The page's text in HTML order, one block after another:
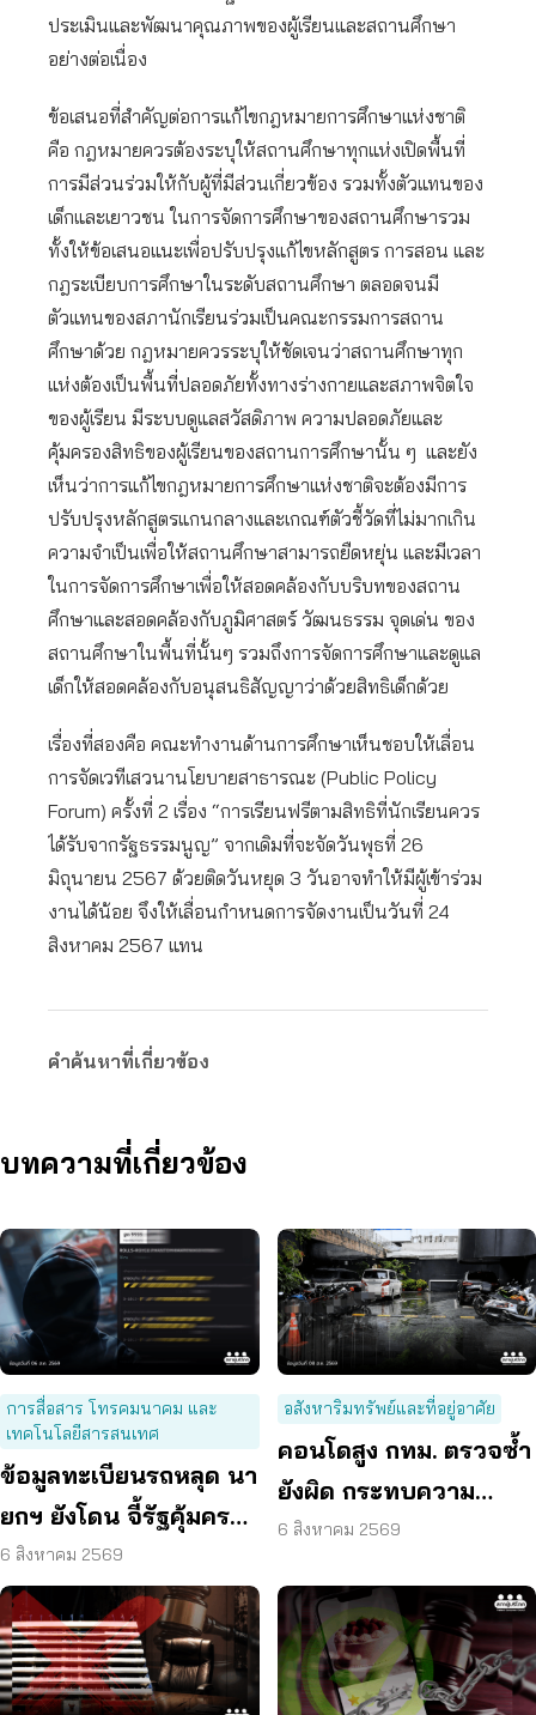
ประเมินและพัฒนาคุณภาพของผู้เรียนและสถานศึกษา
อย่างต่อเนื่อง
ข้อเสนอที่สำคัญต่อการแก้ไขกฎหมายการศึกษาแห่งชาติ
คือ กฎหมายควรต้องระบุให้สถานศึกษาทุกแห่งเปิดพื้นที่
การมีส่วนร่วมให้กับผู้ที่มีส่วนเกี่ยวข้อง รวมทั้งตัวแทนของ
เด็กและเยาวชน ในการจัดการศึกษาของสถานศึกษารวม
ทั้งให้ข้อเสนอแนะเพื่อปรับปรุงแก้ไขหลักสูตร การสอน และ
กฎระเบียบการศึกษาในระดับสถานศึกษา ตลอดจนมี
ตัวแทนของสภานักเรียนร่วมเป็นคณะกรรมการสถาน
ศึกษาด้วย กฎหมายควรระบุให้ชัดเจนว่าสถานศึกษาทุก
แห่งต้องเป็นพื้นที่ปลอดภัยทั้งทางร่างกายและสภาพจิตใจ
ของผู้เรียน มีระบบดูแลสวัสดิภาพ ความปลอดภัยและ
คุ้มครองสิทธิของผู้เรียนของสถานการศึกษานั้น ๆ และยัง
เห็นว่าการแก้ไขกฎหมายการศึกษาแห่งชาติจะต้องมีการ
ปรับปรุงหลักสูตรแกนกลางและเกณฑ์ตัวชี้วัดที่ไม่มากเกิน
ความจำเป็นเพื่อให้สถานศึกษาสามารถยืดหยุ่น และมีเวลา
ในการจัดการศึกษาเพื่อให้สอดคล้องกับบริบทของสถาน
ศึกษาและสอดคล้องกับภูมิศาสตร์ วัฒนธรรม จุดเด่น ของ
สถานศึกษาในพื้นที่นั้นๆ รวมถึงการจัดการศึกษาและดูแล
เด็กให้สอดคล้องกับอนุสนธิสัญญาว่าด้วยสิทธิเด็กด้วย
เรื่องที่สองคือ คณะทำงานด้านการศึกษาเห็นชอบให้เลื่อน
การจัดเวทีเสวนานโยบายสาธารณะ (Public Policy
Forum) ครั้งที่ 2 เรื่อง “การเรียนฟรีตามสิทธิที่นักเรียนควร
ได้รับจากรัฐธรรมนูญ” จากเดิมที่จะจัดวันพุธที่ 26
มิถุนายน 2567 ด้วยติดวันหยุด 3 วันอาจทำให้มีผู้เข้าร่วม
งานได้น้อย จึงให้เลื่อนกำหนดการจัดงานเป็นวันที่ 24
สิงหาคม 2567 แทน
คำค้นหาที่เกี่ยวข้อง
บทความที่เกี่ยวข้อง
การสื่อสาร โทรคมนาคม และ
เทคโนโลยีสารสนเทศ
ข้อมูลทะเบียนรถหลุด นา
ยกฯ ยังโดน จี้รัฐคุ้มครอง
ข้อมูลส่วนบุคคล
6 สิงหาคม 2569
อสังหาริมทรัพย์และที่อยู่อาศัย
คอนโดสูง กทม. ตรวจซ้ำ
ยังผิด กระทบความ
ปลอดภัย
6 สิงหาคม 2569